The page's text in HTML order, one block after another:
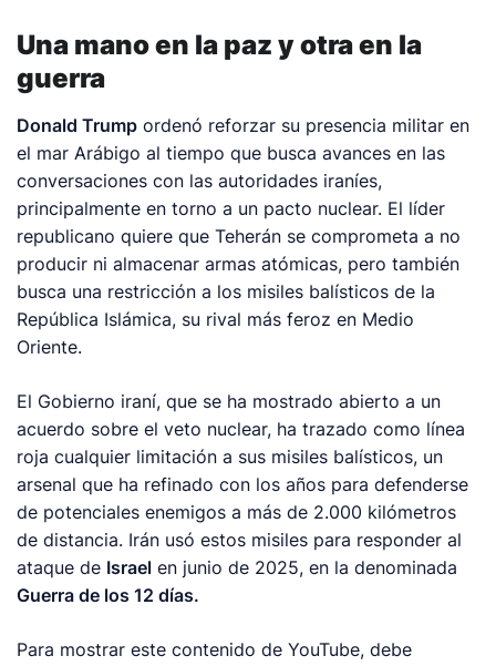
Una mano en la paz y otra en la
guerra
Donald Trump ordenó reforzar su presencia militar en
el mar Arábigo al tiempo que busca avances en las
conversaciones con las autoridades iraníes,
principalmente en torno a un pacto nuclear. El líder
republicano quiere que Teherán se comprometa a no
producir ni almacenar armas atómicas, pero también
busca una restricción a los misiles balísticos de la
República Islámica, su rival más feroz en Medio
Oriente.
El Gobierno iraní, que se ha mostrado abierto a un
acuerdo sobre el veto nuclear, ha trazado como línea
roja cualquier limitación a sus misiles balísticos, un
arsenal que ha refinado con los años para defenderse
de potenciales enemigos a más de 2.000 kilómetros
de distancia. Irán usó estos misiles para responder al
ataque de Israel en junio de 2025, en la denominada
Guerra de los 12 días.
Para mostrar este contenido de YouTube, debe